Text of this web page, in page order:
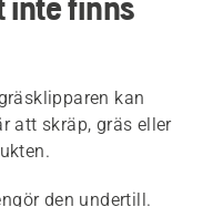
kan
att skräp, gräs eller
den undertill.